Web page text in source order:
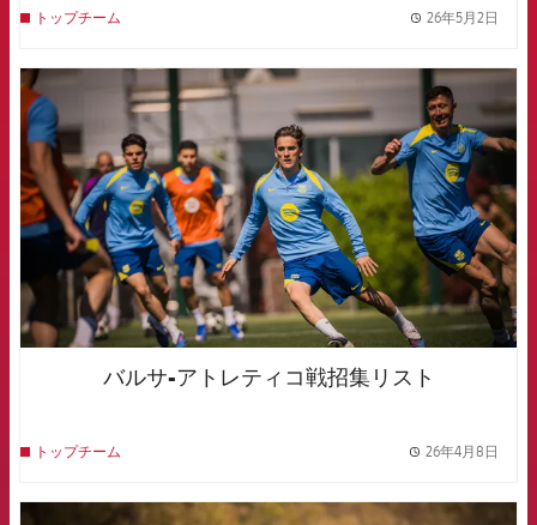
トップチーム 26年5月2日
FCB Barcelona badge
バルサ-アトレティコ戦招集リスト
トップチーム 26年4月8日
FCB Barcelona badge